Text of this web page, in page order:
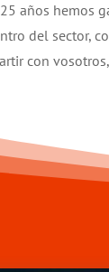
años hemos
del sector,
con